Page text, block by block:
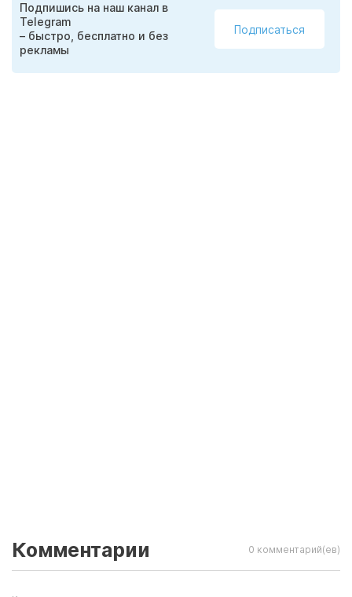
Подпишись на наш канал в
Telegram
– быстро, бесплатно и без
рекламы
Подписаться
Комментарии 0 комментарий(ев)